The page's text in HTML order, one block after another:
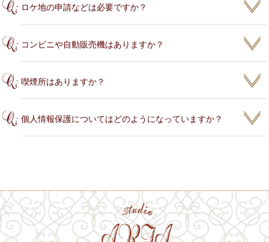
ロケ地の申請などは必要ですか？
コンビニや自動販売機はありますか？
喫煙所はありますか？
個人情報保護についてはどのようになっていますか？